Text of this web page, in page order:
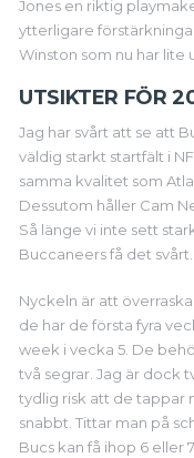
Jones en riktig
ytterligare
Winston som nu har lite
UTSIKTER FÖR
Jag har svårt att se att
väldig starkt startfält i
samma kvalitet som
Dessutom håller Cam
Så länge vi inte sett
Buccaneers få det svårt.
Nyckeln är att
de har de första fyra
week i vecka 5. De
två segrar. Jag är dock
tydlig risk att de tappar
snabbt. Tittar man på
Bucs kan få ihop 6 eller